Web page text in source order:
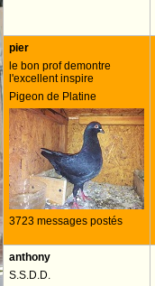
pier
le bon prof demontre
l'excellent inspire
Pigeon de Platine
3723 messages postés
anthony
S.S.D.D.